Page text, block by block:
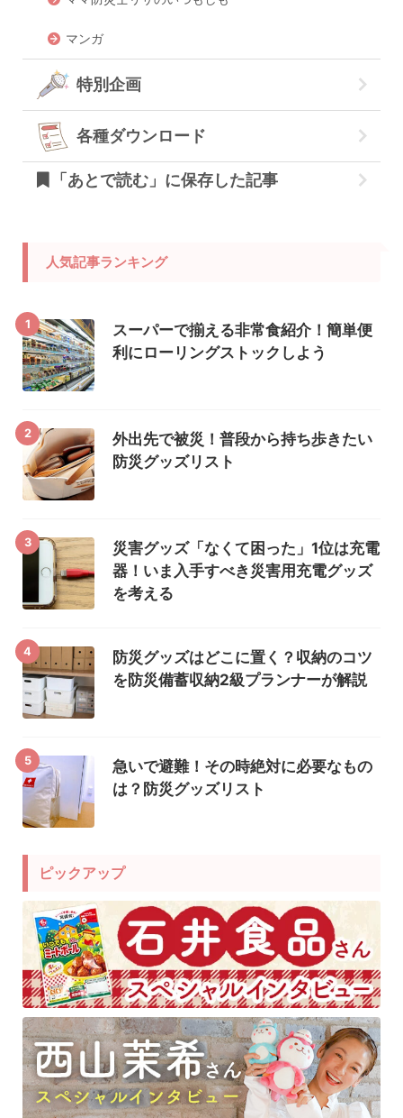
マンガ
特別企画
各種ダウンロード
「あとで読む」に保存した記事
人気記事ランキング
1
スーパーで揃える非常食紹介！簡単便
利にローリングストックしよう
2
外出先で被災！普段から持ち歩きたい
防災グッズリスト
3
災害グッズ「なくて困った」1位は充電
器！いま入手すべき災害用充電グッズ
を考える
4
防災グッズはどこに置く？収納のコツ
を防災備蓄収納2級プランナーが解説
5
急いで避難！その時絶対に必要なもの
は？防災グッズリスト
ピックアップ